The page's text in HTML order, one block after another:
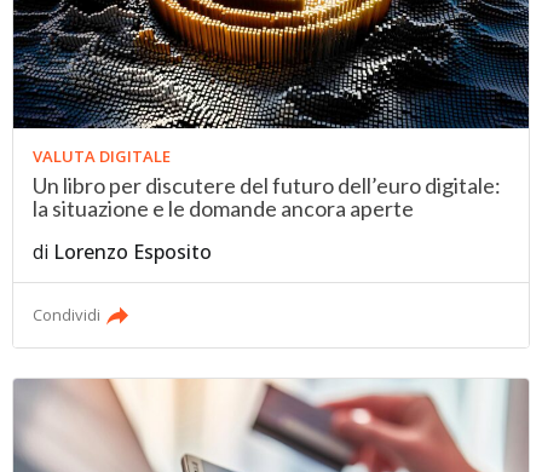
VALUTA DIGITALE
Un libro per discutere del futuro dell’euro digitale:
la situazione e le domande ancora aperte
di Lorenzo Esposito
Condividi